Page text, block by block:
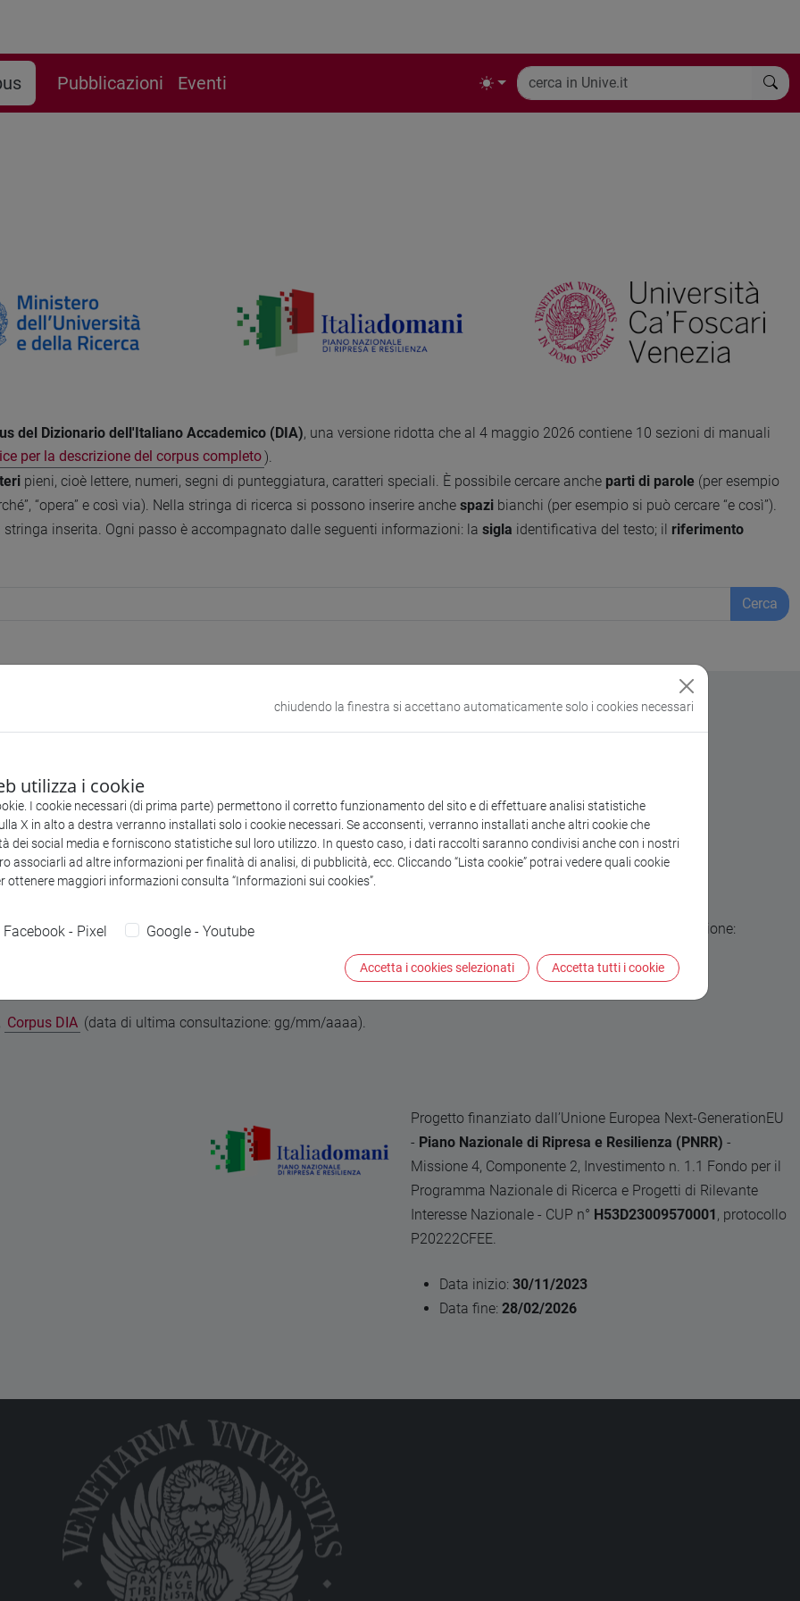
Pubblicazioni Eventi
del Dizionario dell'Italiano Accademico (DIA), una versione ridotta che al 4 maggio 2026 contiene 10 sezioni di manuali
per la descrizione del corpus completo).
pieni, cioè lettere, numeri, segni di punteggiatura, caratteri speciali. È possibile cercare anche parti di parole (per esempio
“opera” e così via). Nella stringa di ricerca si possono inserire anche spazi bianchi (per esempio si può cercare “e così”).
inserita. Ogni passo è accompagnato dalle seguenti informazioni: la sigla identificativa del testo; il riferimento
Cerca
(data di ultima consultazione: gg/mm/aaaa).
qualcosa",in D. Mastrantonio (a cura di),
(data di ultima consultazione:
Corpus DIA (data di ultima consultazione: gg/mm/aaaa).
Progetto finanziato dall’Unione Europea Next-GenerationEU
- Piano Nazionale di Ripresa e Resilienza (PNRR) -
Missione 4, Componente 2, Investimento n. 1.1 Fondo per il
Programma Nazionale di Ricerca e Progetti di Rilevante
Interesse Nazionale - CUP n° H53D23009570001 , protocollo
P20222CFEE.
Data inizio: 30/11/2023
Data fine: 28/02/2026
chiudendo la finestra si accettano automaticamente solo i cookies necessari
utilizza i cookie
I cookie necessari (di prima parte) permettono il corretto funzionamento del sito e di effettuare analisi statistiche
X in alto a destra verranno installati solo i cookie necessari. Se acconsenti, verranno installati anche altri cookie che
dei social media e forniscono statistiche sul loro utilizzo. In questo caso, i dati raccolti saranno condivisi anche con i nostri
associarli ad altre informazioni per finalità di analisi, di pubblicità, ecc. Cliccando “Lista cookie” potrai vedere quali cookie
ottenere maggiori informazioni consulta “Informazioni sui cookies”.
Facebook - Pixel Google - Youtube
Accetta i cookies selezionati Accetta tutti i cookie